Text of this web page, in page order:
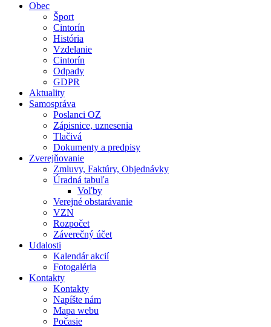
Obec
Šport
Cintorín
História
Vzdelanie
Cintorín
Odpady
GDPR
Aktuality
Samospráva
Poslanci OZ
Zápisnice, uznesenia
Tlačivá
Dokumenty a predpisy
Zverejňovanie
Zmluvy, Faktúry, Objednávky
Úradná tabuľa
Voľby
Verejné obstarávanie
VZN
Rozpočet
Záverečný účet
Udalosti
Kalendár akcií
Fotogaléria
Kontakty
Kontakty
Napíšte nám
Mapa webu
Počasie